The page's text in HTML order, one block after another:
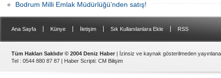
Bodrum Milli Emlak Müdürlüğü’nden satış!
Ana Sayfa Künye İletişim Sık Kullanılanlara Ekle RSS
Tüm Hakları Saklıdır © 2004 Deniz Haber | İzinsiz ve kaynak gösterilmeden
Tel : 0544 880 87 87 | Haber Scripti: CM Bilişim